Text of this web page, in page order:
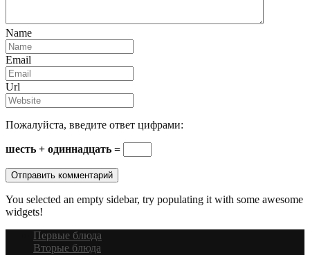
Name
Email
Url
Пожалуйста, введите ответ цифрами:
шесть + одиннадцать =
You selected an empty sidebar, try populating it with some awesome
widgets!
Первые блюда
Вторые блюда